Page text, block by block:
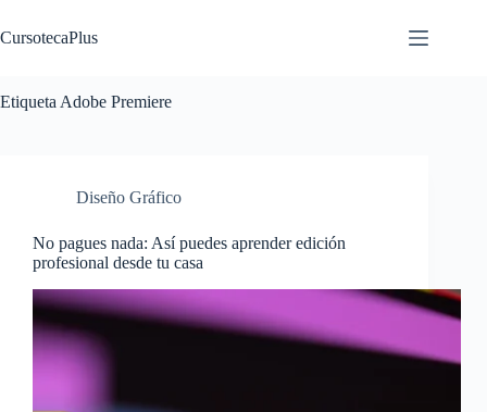
al
contenido
CursotecaPlus
Etiqueta Adobe Premiere
Diseño Gráfico
No pagues nada: Así puedes aprender edición
profesional desde tu casa